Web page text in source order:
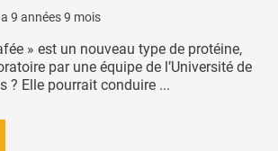
9 années 9 mois
» est un nouveau type de protéine,
par une équipe de l’Université de
? Elle pourrait conduire ...